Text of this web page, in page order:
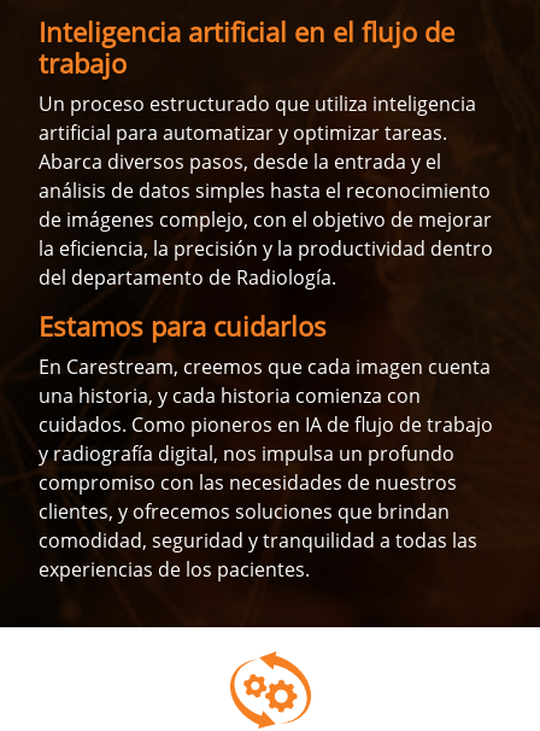
Inteligencia artificial en el flujo de
trabajo
Un proceso estructurado que utiliza inteligencia
artificial para automatizar y optimizar tareas.
Abarca diversos pasos, desde la entrada y el
análisis de datos simples hasta el reconocimiento
de imágenes complejo, con el objetivo de mejorar
la eficiencia, la precisión y la productividad dentro
del departamento de Radiología.
Estamos para cuidarlos
En Carestream, creemos que cada imagen cuenta
una historia, y cada historia comienza con
cuidados. Como pioneros en IA de flujo de trabajo
y radiografía digital, nos impulsa un profundo
compromiso con las necesidades de nuestros
clientes, y ofrecemos soluciones que brindan
comodidad, seguridad y tranquilidad a todas las
experiencias de los pacientes.